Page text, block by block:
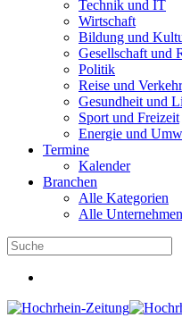
Technik und IT
Wirtschaft
Bildung und
Gesellschaft und
Politik
Reise und Verkehr
Gesundheit und
Sport und Freizeit
Energie und
Termine
Kalender
Branchen
Alle Kategorien
Alle Unternehmen